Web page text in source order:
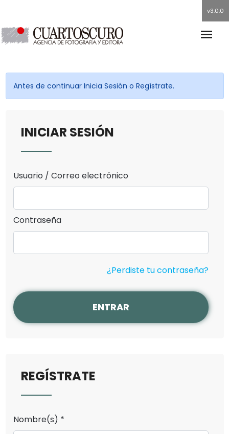
v3.0.0
Antes de continuar Inicia Sesión o Regístrate.
INICIAR SESIÓN
Usuario / Correo electrónico
Contraseña
¿Perdiste tu contraseña?
ENTRAR
REGÍSTRATE
Nombre(s) *